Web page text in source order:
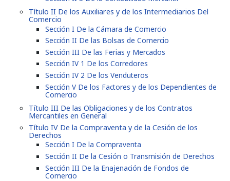
Título II De los Auxiliares y de los Intermediarios Del
Comercio
Sección I De la Cámara de Comercio
Sección II De las Bolsas de Comercio
Sección III De las Ferias y Mercados
Sección IV 1 De los Corredores
Sección IV 2 De los Venduteros
Sección V De los Factores y de los Dependientes de
Comercio
Título III De las Obligaciones y de los Contratos
Mercantiles en General
Título IV De la Compraventa y de la Cesión de los
Derechos
Sección I De la Compraventa
Sección II De la Cesión o Transmisión de Derechos
Sección III De la Enajenación de Fondos de
Comercio